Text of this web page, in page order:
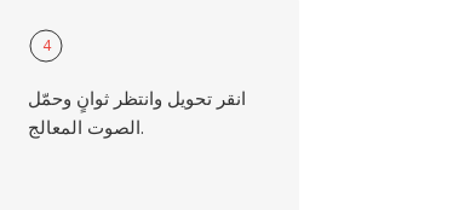
4
انقر تحويل وانتظر ثوانٍ وحمّل
الصوت المعالج.